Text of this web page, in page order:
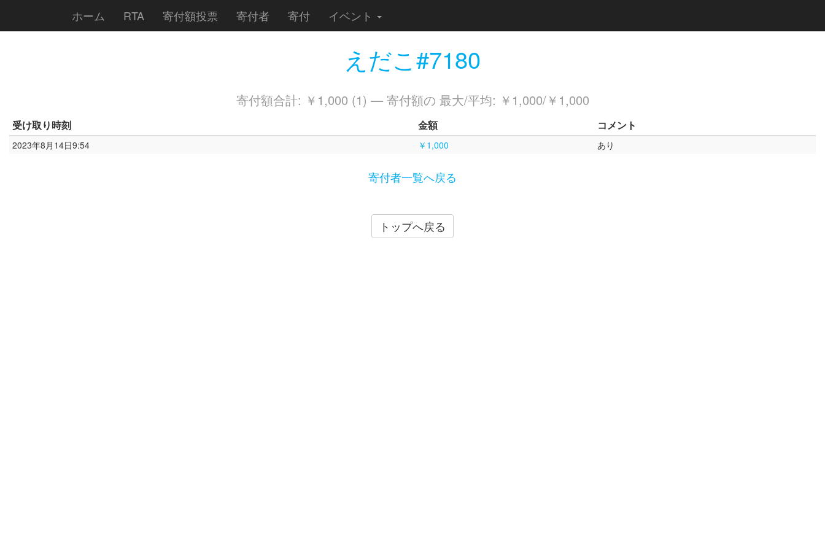
ホーム RTA 寄付額投票 寄付者 寄付 イベント
えだこ#7180
寄付額合計: ￥1,000 (1) — 寄付額の 最大/平均: ￥1,000/￥1,000
受け取り時刻 金額 コメント
2023年8月14日9:54 ￥1,000 あり
寄付者一覧へ戻る
トップへ戻る